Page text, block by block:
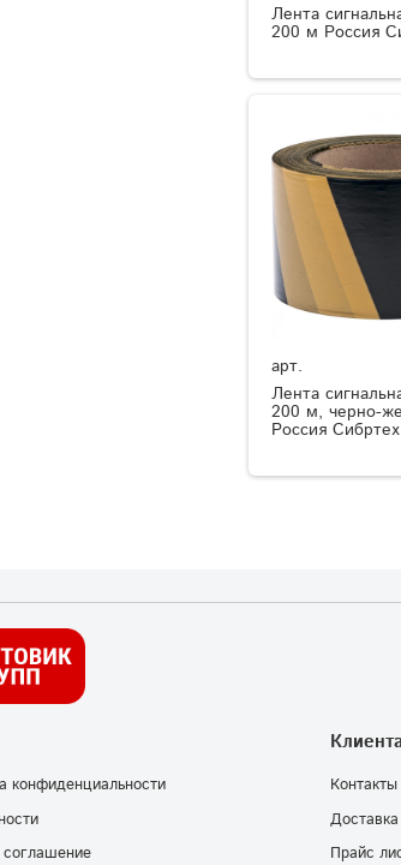
Лента
200 м Россия
арт.
Лента
200 м, черно-
Россия Сибртех
конфиденциальности
соглашение
Контакты
Прайс